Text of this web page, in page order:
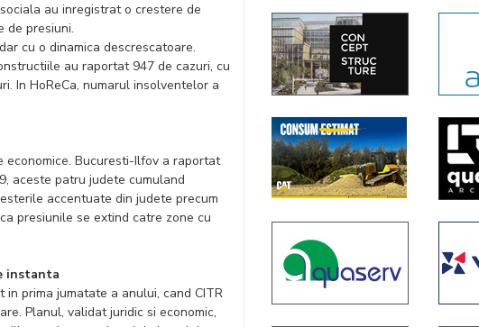
au inregistrat o crestere de
de presiuni.
cu o dinamica descrescatoare.
au raportat 947 de cazuri, cu
In HoReCa, numarul insolventelor a
Bucuresti-Ilfov a raportat
aceste patru judete cumuland
accentuate din judete precum
presiunile se extind catre zone cu
instanta
prima jumatate a anului, cand CITR
Planul, validat juridic si economic,